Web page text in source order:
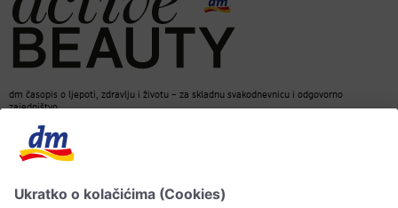
dm časopis o ljepoti, zdravlju i životu – za skladnu svakodnevnicu i odgovorno
zajedništvo.